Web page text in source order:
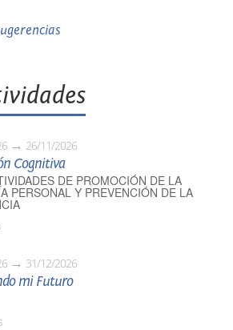
26/11/2026
Cognitiva
DE PROMOCIÓN DE LA
PERSONAL Y PREVENCIÓN DE LA
31/12/2026
mi Futuro